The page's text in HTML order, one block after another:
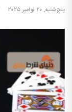
پنج‌شنبه, ۲۰ نوامبر ۲۰۲۵